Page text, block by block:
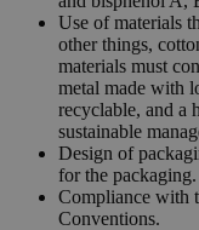
Use of materials
other things,
materials must
metal made with
recyclable, and a
sustainable
Design of
for the packaging.
Compliance with
Conventions.